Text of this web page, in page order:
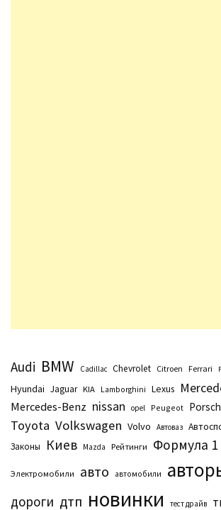
Audi BMW Cadillac Chevrolet Citroen Ferrari
Hyundai Jaguar KIA Lamborghini Lexus
Mercedes-Benz nissan opel Peugeot
Toyota Volkswagen Volvo Автоваз
Законы Киев Маzda Рейтинги Формула 1
Электромобили авто автомобили
дороги дтп новинки тест драйв